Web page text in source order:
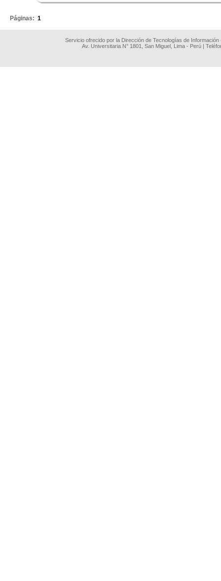
Páginas: 1
Servicio ofrecido por la Dirección de Tecnologías de
Av. Universitaria N° 1801, San Miguel, Lima - Perú |